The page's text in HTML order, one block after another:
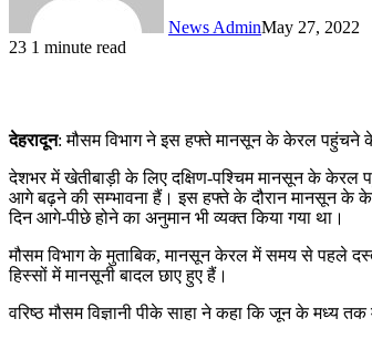
News AdminMay 27, 2022
23 1 minute read
देहरादून: मौसम विभाग ने इस हफ्ते मानसून के केरल पहुंचने
देशभर में खेतीबाड़ी के लिए दक्षिण-पश्चिम मानसून के केरल
आगे बढ़ने की सम्भावना हैं। इस हफ्ते के दौरान मानसून के
दिन आगे-पीछे होने का अनुमान भी व्यक्त किया गया था।
मौसम विभाग के मुताबिक, मानसून केरल में समय से पहले
हिस्सों में मानसूनी बादल छाए हुए हैं।
वरिष्ठ मौसम विज्ञानी पीके साहा ने कहा कि जून के